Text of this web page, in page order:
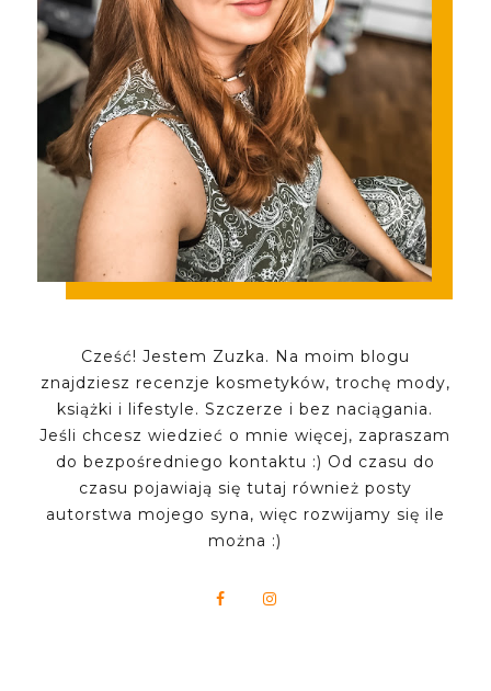
Cześć! Jestem Zuzka. Na moim blogu
znajdziesz recenzje kosmetyków, trochę mody,
książki i lifestyle. Szczerze i bez naciągania.
Jeśli chcesz wiedzieć o mnie więcej, zapraszam
do bezpośredniego kontaktu :) Od czasu do
czasu pojawiają się tutaj również posty
autorstwa mojego syna, więc rozwijamy się ile
można :)